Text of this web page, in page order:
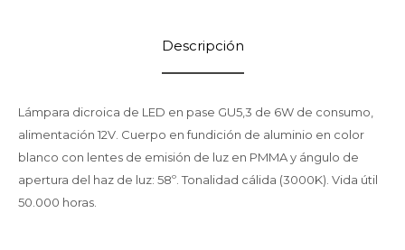
Descripción
Lámpara dicroica de LED en pase GU5,3 de 6W de consumo,
alimentación 12V. Cuerpo en fundición de aluminio en color
blanco con lentes de emisión de luz en PMMA y ángulo de
apertura del haz de luz: 58º. Tonalidad cálida (3000K). Vida útil
50.000 horas.